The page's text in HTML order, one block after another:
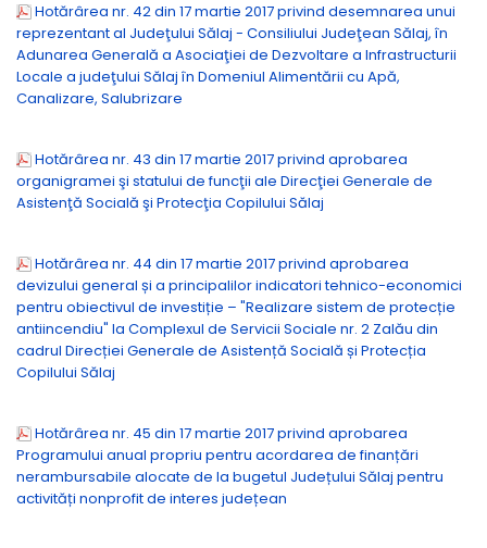
Hotărârea nr. 42 din 17 martie 2017 privind desemnarea unui
reprezentant al Judeţului Sălaj - Consiliului Judeţean Sălaj, în
Adunarea Generală a Asociaţiei de Dezvoltare a Infrastructurii
Locale a judeţului Sălaj în Domeniul Alimentării cu Apă,
Canalizare, Salubrizare
Hotărârea nr. 43 din 17 martie 2017 privind aprobarea
organigramei şi statului de funcţii ale Direcţiei Generale de
Asistenţă Socială şi Protecţia Copilului Sălaj
Hotărârea nr. 44 din 17 martie 2017 privind aprobarea
devizului general și a principalilor indicatori tehnico-economici
pentru obiectivul de investiție – "Realizare sistem de protecție
antiincendiu" la Complexul de Servicii Sociale nr. 2 Zalău din
cadrul Direcției Generale de Asistență Socială și Protecția
Copilului Sălaj
Hotărârea nr. 45 din 17 martie 2017 privind aprobarea
Programului anual propriu pentru acordarea de finanțări
nerambursabile alocate de la bugetul Județului Sălaj pentru
activități nonprofit de interes județean